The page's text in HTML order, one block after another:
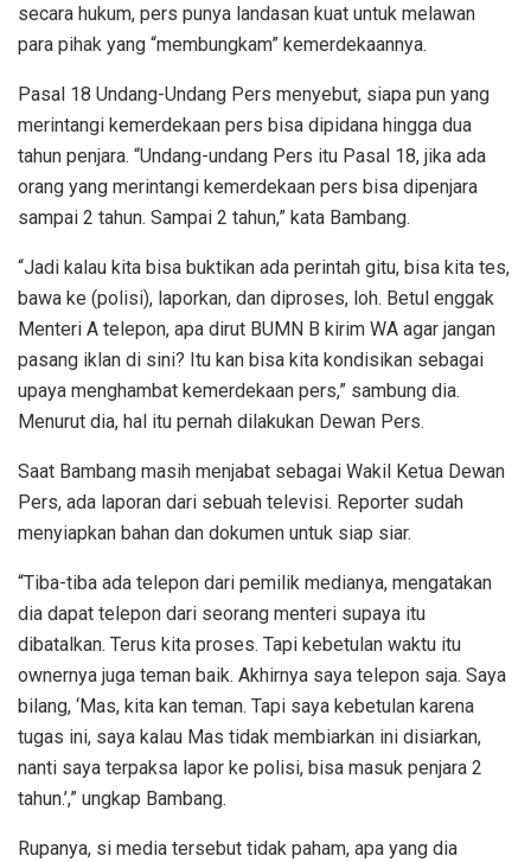
secara hukum, pers punya landasan kuat untuk melawan
para pihak yang “membungkam” kemerdekaannya.
Pasal 18 Undang-Undang Pers menyebut, siapa pun yang
merintangi kemerdekaan pers bisa dipidana hingga dua
tahun penjara. “Undang-undang Pers itu Pasal 18, jika ada
orang yang merintangi kemerdekaan pers bisa dipenjara
sampai 2 tahun. Sampai 2 tahun,” kata Bambang.
“Jadi kalau kita bisa buktikan ada perintah gitu, bisa kita tes,
bawa ke (polisi), laporkan, dan diproses, loh. Betul enggak
Menteri A telepon, apa dirut BUMN B kirim WA agar jangan
pasang iklan di sini? Itu kan bisa kita kondisikan sebagai
upaya menghambat kemerdekaan pers,” sambung dia.
Menurut dia, hal itu pernah dilakukan Dewan Pers.
Saat Bambang masih menjabat sebagai Wakil Ketua Dewan
Pers, ada laporan dari sebuah televisi. Reporter sudah
menyiapkan bahan dan dokumen untuk siap siar.
“Tiba-tiba ada telepon dari pemilik medianya, mengatakan
dia dapat telepon dari seorang menteri supaya itu
dibatalkan. Terus kita proses. Tapi kebetulan waktu itu
ownernya juga teman baik. Akhirnya saya telepon saja. Saya
bilang, ‘Mas, kita kan teman. Tapi saya kebetulan karena
tugas ini, saya kalau Mas tidak membiarkan ini disiarkan,
nanti saya terpaksa lapor ke polisi, bisa masuk penjara 2
tahun.’,” ungkap Bambang.
Rupanya, si media tersebut tidak paham, apa yang dia